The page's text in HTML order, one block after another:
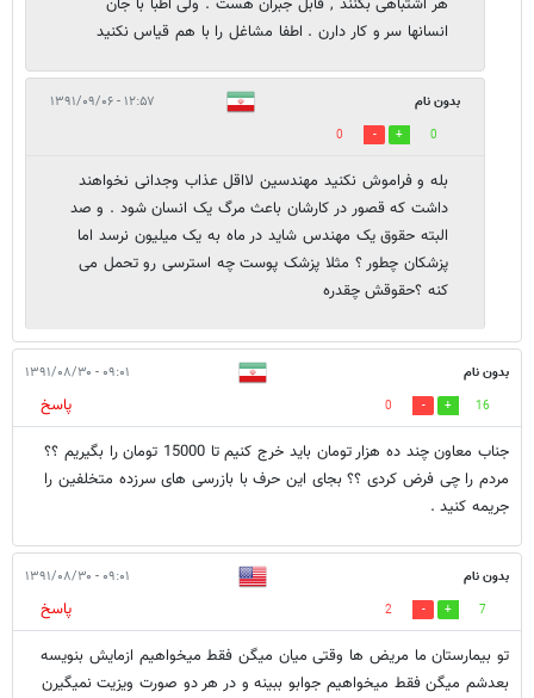
هر اشتباهی بکنند , قابل جبران هست . ولی اطبا با جان
انسانها سر و کار دارن . اطفا مشاغل را با هم قیاس نکنید
بدون نام ۱۲:۵۷ - ۱۳۹۱/۰۹/۰۶
0
0
بله و فراموش نکنید مهندسین لااقل عذاب وجدانی نخواهند
داشت که قصور در کارشان باعث مرگ یک انسان شود . و صد
البته حقوق یک مهندس شاید در ماه به یک میلیون نرسد اما
پزشکان چطور ؟ مثلا پزشک پوست چه استرسی رو تحمل می
کنه ؟‌حقوقش چقدره
بدون نام ۰۹:۰۱ - ۱۳۹۱/۰۸/۳۰
16
0
پاسخ
جناب معاون چند ده هزار تومان باید خرج کنیم تا 15000 تومان را بگیریم ؟؟
مردم را چی فرض کردی ؟؟ بجای این حرف با بازرسی های سرزده متخلفین را
جریمه کنید .
بدون نام ۰۹:۰۱ - ۱۳۹۱/۰۸/۳۰
7
2
پاسخ
تو بیمارستان ما مریض ها وقتی میان میگن فقط میخواهیم ازمایش بنویسه
بعدشم میگن فقط میخواهیم جوابو ببینه و در هر دو صورت ویزیت نمیگیرن